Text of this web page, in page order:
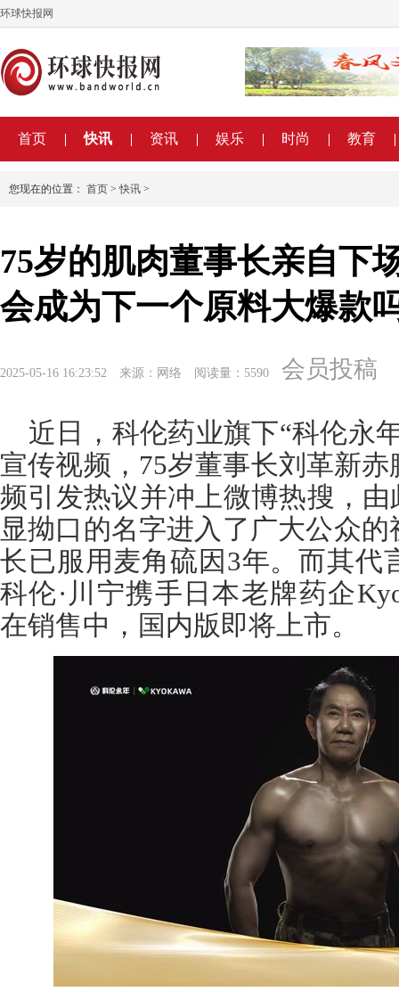
环球快报网
首页 快讯 资讯 娱乐 时尚 教育
您现在的位置： 首页 >快讯 >
75岁的肌肉董事长亲自下
会成为下一个原料大爆款
2025-05-16 16:23:52 来源：网络 阅读量：5590 会员投稿
近日，科伦药业旗下“科伦永
宣传视频，75岁董事长刘革新
频引发热议并冲上微博热搜，
显拗口的名字进入了广大公众
长已服用麦角硫因3年。而其代
科伦·川宁携手日本老牌药企
在销售中，国内版即将上市。